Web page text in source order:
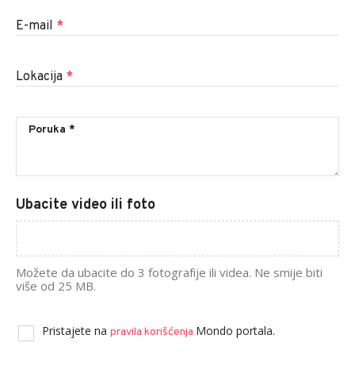
E-mail *
Lokacija *
Ubacite video ili foto
Možete da ubacite do 3 fotografije ili videa. Ne smije biti
više od 25 MB.
Pristajete na pravila korišćenja Mondo portala.